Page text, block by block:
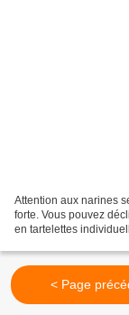
Attention aux narines
forte. Vous pouvez
en tartelettes
< Page